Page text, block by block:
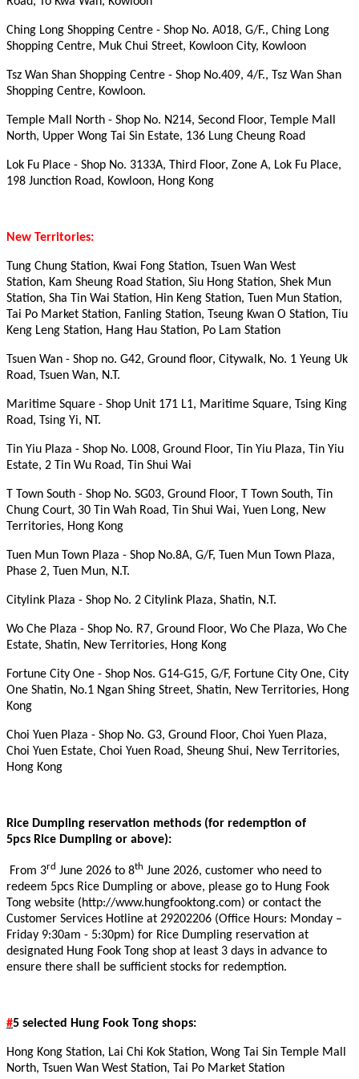
Ching Long Shopping Centre - Shop No. A018, G/F., Ching Long
Shopping Centre, Muk Chui Street, Kowloon City, Kowloon
Tsz Wan Shan Shopping Centre - Shop No.409, 4/F., Tsz Wan Shan
Shopping Centre, Kowloon.
Temple Mall North - Shop No. N214, Second Floor, Temple Mall
North, Upper Wong Tai Sin Estate, 136 Lung Cheung Road
Lok Fu Place - Shop No. 3133A, Third Floor, Zone A, Lok Fu Place,
198 Junction Road, Kowloon, Hong Kong
New Territories:
Tung Chung Station, Kwai Fong Station, Tsuen Wan West
Station, Kam Sheung Road Station, Siu Hong Station, Shek Mun
Station, Sha Tin Wai Station, Hin Keng Station, Tuen Mun Station,
Tai Po Market Station, Fanling Station, Tseung Kwan O Station, Tiu
Keng Leng Station, Hang Hau Station, Po Lam Station
Tsuen Wan - Shop no. G42, Ground floor, Citywalk, No. 1 Yeung Uk
Road, Tsuen Wan, N.T.
Maritime Square - Shop Unit 171 L1, Maritime Square, Tsing King
Road, Tsing Yi, NT.
Tin Yiu Plaza - Shop No. L008, Ground Floor, Tin Yiu Plaza, Tin Yiu
Estate, 2 Tin Wu Road, Tin Shui Wai
T Town South - Shop No. SG03, Ground Floor, T Town South, Tin
Chung Court, 30 Tin Wah Road, Tin Shui Wai, Yuen Long, New
Territories, Hong Kong
Tuen Mun Town Plaza - Shop No.8A, G/F, Tuen Mun Town Plaza,
Phase 2, Tuen Mun, N.T.
Citylink Plaza - Shop No. 2 Citylink Plaza, Shatin, N.T.
Wo Che Plaza - Shop No. R7, Ground Floor, Wo Che Plaza, Wo Che
Estate, Shatin, New Territories, Hong Kong
Fortune City One - Shop Nos. G14-G15, G/F, Fortune City One, City
One Shatin, No.1 Ngan Shing Street, Shatin, New Territories, Hong
Kong
Choi Yuen Plaza - Shop No. G3, Ground Floor, Choi Yuen Plaza,
Choi Yuen Estate, Choi Yuen Road, Sheung Shui, New Territories,
Hong Kong
Rice Dumpling reservation methods (for redemption of
5pcs Rice Dumpling or above):
From 3rd June 2026 to 8th June 2026, customer who need to
redeem 5pcs Rice Dumpling or above, please go to Hung Fook
Tong website (http://www.hungfooktong.com) or contact the
Customer Services Hotline at 29202206 (Office Hours: Monday –
Friday 9:30am - 5:30pm) for Rice Dumpling reservation at
designated Hung Fook Tong shop at least 3 days in advance to
ensure there shall be sufficient stocks for redemption.
#5 selected Hung Fook Tong shops:
Hong Kong Station, Lai Chi Kok Station, Wong Tai Sin Temple Mall
North, Tsuen Wan West Station, Tai Po Market Station